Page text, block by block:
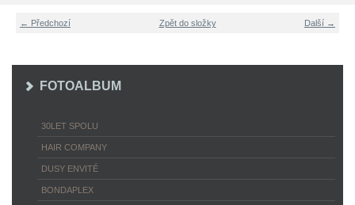
← Předchozí Další →
Zpět do složky
FOTOALBUM
30LET SPOLU
HAIR COMPANY
DUSY ENVITÉ
BONDAPLEX